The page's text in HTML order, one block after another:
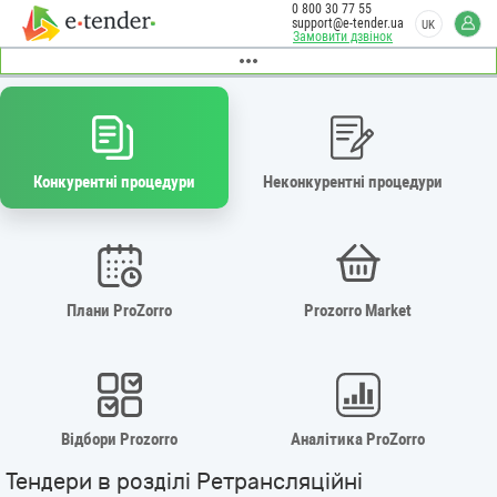
Замовити дзвінок
0 800 30 77 55
support@e-tender.ua
UK
Конкурентні процедури Неконкурентні процедури
Плани ProZorro Prozorro Market
Відбори Prozorro Аналітика ProZorro
Тендери в розділі Ретрансляційні